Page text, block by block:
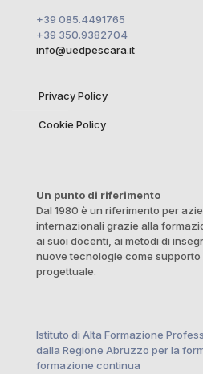
+39 085.4491765
+39 350.9382704
info@uedpescara.it
Privacy Policy
Cookie Policy
Un punto di riferimento
Dal 1980 è un riferimento per
internazionali grazie alla
ai suoi docenti, ai metodi di
nuove tecnologie come
progettuale.
Istituto di Alta Formazione
dalla Regione Abruzzo per la
formazione continua